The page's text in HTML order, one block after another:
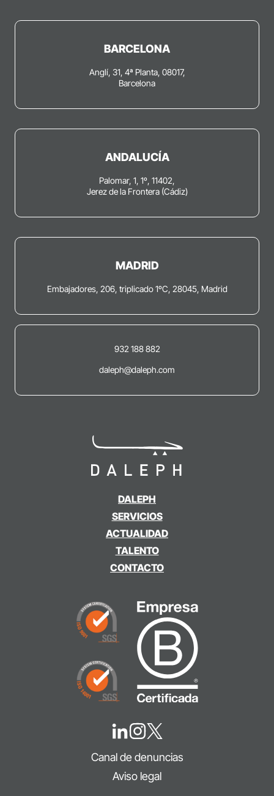
DALEPH
SERVICIOS
ACTUALIDAD
TALENTO
CONTACTO
BARCELONA
Anglí, 31, 4ª Planta, 08017,
Barcelona
ANDALUCÍA
Palomar, 1, 1º, 11402,
Jerez de la Frontera (Cádiz)
MADRID
Embajadores, 206, triplicado 1ºC, 28045, Madrid
932 188 882
daleph@daleph.com
Canal de denuncias
Aviso legal